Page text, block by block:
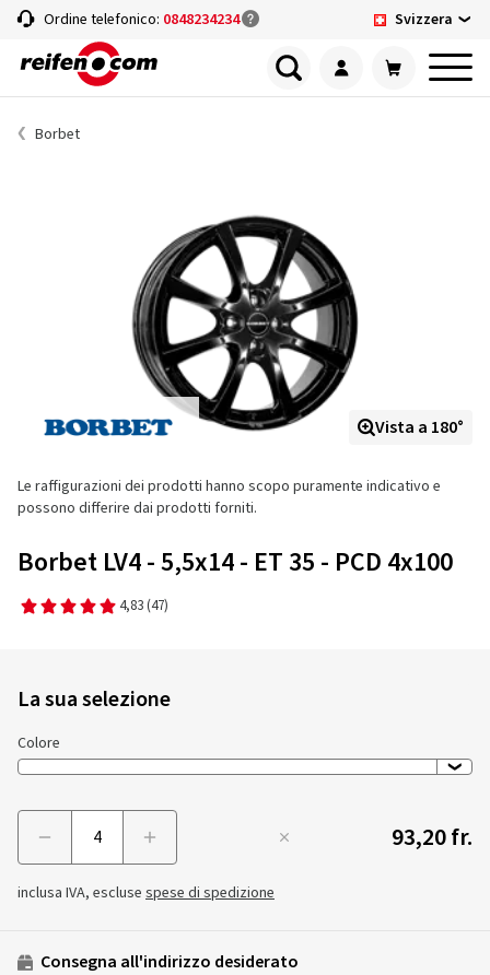
Ordine telefonico: 0848234234 Svizzera
Borbet
Vista a 180°
Le raffigurazioni dei prodotti hanno scopo puramente indicativo e
possono differire dai prodotti forniti.
Borbet LV4 - 5,5x14 - ET 35 - PCD 4x100
4,83 (47)
La sua selezione
Colore
93,20 fr.
inclusa IVA, escluse spese di spedizione
Consegna all'indirizzo desiderato